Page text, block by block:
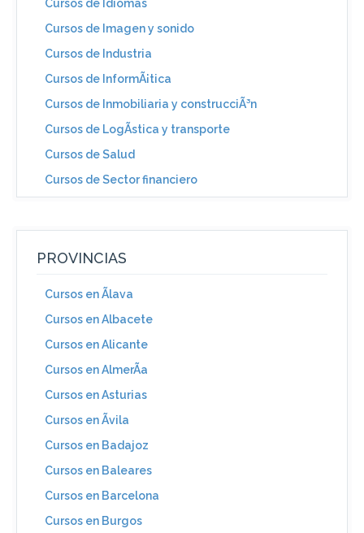
Cursos de Idiomas
Cursos de Imagen y sonido
Cursos de Industria
Cursos de InformÃ¡tica
Cursos de Inmobiliaria y construcciÃ³n
Cursos de LogÃ­stica y transporte
Cursos de Salud
Cursos de Sector financiero
PROVINCIAS
Cursos en Ãlava
Cursos en Albacete
Cursos en Alicante
Cursos en AlmerÃ­a
Cursos en Asturias
Cursos en Ãvila
Cursos en Badajoz
Cursos en Baleares
Cursos en Barcelona
Cursos en Burgos